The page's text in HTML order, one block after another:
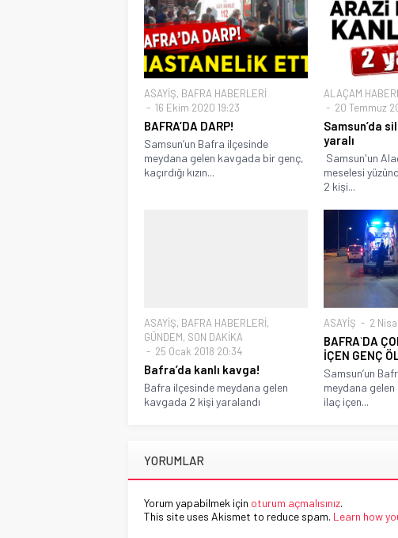
ASAYİŞ, BAFRA HABERLERİ
16 Ekim 2020 19:23
BAFRA’DA DARP!
Samsun’un Bafra ilçesinde
meydana gelen kavgada bir genç,
kaçırdığı kızın...
ALAÇAM
20 Temmuz
Samsun’da
yaralı
Samsun'un
meselesi
2 kişi...
ASAYİŞ, BAFRA HABERLERİ,
GÜNDEM, SON DAKİKA
25 Ocak 2018 20:34
Bafra’da kanlı kavga!
Bafra ilçesinde meydana gelen
kavgada 2 kişi yaralandı
ASAYİŞ 2
BAFRA`DA
İÇEN GENÇ
Samsun’un
meydana
ilaç içen...
YORUMLAR
Yorum yapabilmek için oturum açmalısınız.
This site uses Akismet to reduce spam. Learn how